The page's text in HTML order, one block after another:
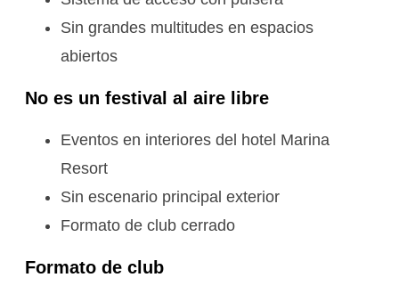
Sin grandes multitudes en espacios
abiertos
No es un festival al aire libre
Eventos en interiores del hotel Marina
Resort
Sin escenario principal exterior
Formato de club cerrado
Formato de club